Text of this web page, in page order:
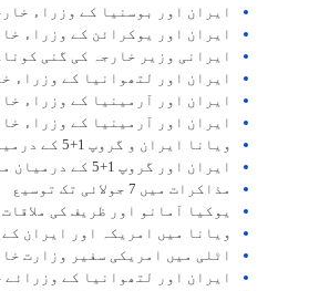
ایران اور بوسنیا کے وزراء
ایران اور یوکرائن کے وزراء
ایرانی وزیر خارجہ کی گنی
ایران اور لتھوانیا کے وزراء
ایران اور آرمینیا کے وزراء
ایران اور آرمینیا کے وزراء
ویانا ایران و گروپ 1+5 کے درمیان مذاکرات کا آغاز
ایران اور گروپ 1+5 کے درمیان مذاکرات کا چوتھا دور
مذاکرات میں 7 جولائی تک توسیع
یوکیا آمانو اور ظریف کی ملاقات
ویانا میں امریکہ اور ایران کے
اٹلی میں امریکی سفیر وزارت
ایران اور لتھوانیا کے وزرائے